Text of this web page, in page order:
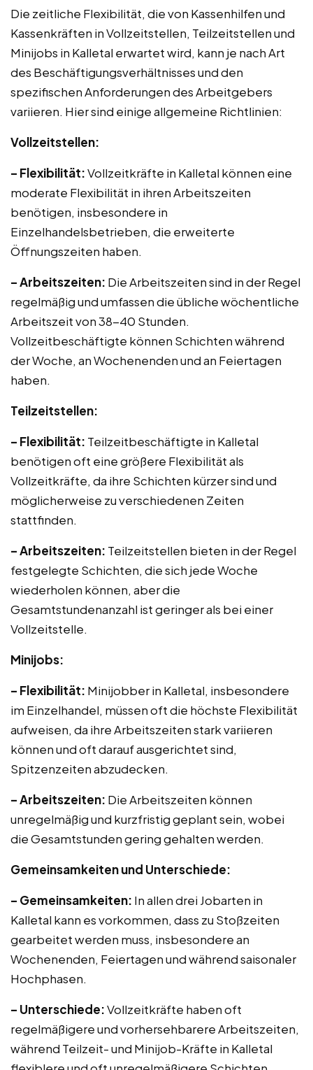
Die zeitliche Flexibilität, die von Kassenhilfen und
Kassenkräften in Vollzeitstellen, Teilzeitstellen und
Minijobs in Kalletal erwartet wird, kann je nach Art
des Beschäftigungsverhältnisses und den
spezifischen Anforderungen des Arbeitgebers
variieren. Hier sind einige allgemeine Richtlinien:
Vollzeitstellen:
– Flexibilität:Vollzeitkräfte in Kalletal können eine
moderate Flexibilität in ihren Arbeitszeiten
benötigen, insbesondere in
Einzelhandelsbetrieben, die erweiterte
Öffnungszeiten haben.
– Arbeitszeiten: Die Arbeitszeiten sind in der Regel
regelmäßig und umfassen die übliche wöchentliche
Arbeitszeit von 38-40 Stunden.
Vollzeitbeschäftigte können Schichten während
der Woche, an Wochenenden und an Feiertagen
haben.
Teilzeitstellen:
– Flexibilität: Teilzeitbeschäftigte in Kalletal
benötigen oft eine größere Flexibilität als
Vollzeitkräfte, da ihre Schichten kürzer sind und
möglicherweise zu verschiedenen Zeiten
stattfinden.
– Arbeitszeiten: Teilzeitstellen bieten in der Regel
festgelegte Schichten, die sich jede Woche
wiederholen können, aber die
Gesamtstundenanzahl ist geringer als bei einer
Vollzeitstelle.
Minijobs:
– Flexibilität: Minijobber in Kalletal, insbesondere
im Einzelhandel, müssen oft die höchste Flexibilität
aufweisen, da ihre Arbeitszeiten stark variieren
können und oft darauf ausgerichtet sind,
Spitzenzeiten abzudecken.
– Arbeitszeiten: Die Arbeitszeiten können
unregelmäßig und kurzfristig geplant sein, wobei
die Gesamtstunden gering gehalten werden.
Gemeinsamkeiten und Unterschiede:
– Gemeinsamkeiten: In allen drei Jobarten in
Kalletal kann es vorkommen, dass zu Stoßzeiten
gearbeitet werden muss, insbesondere an
Wochenenden, Feiertagen und während saisonaler
Hochphasen.
– Unterschiede:Vollzeitkräfte haben oft
regelmäßigere und vorhersehbarere Arbeitszeiten,
während Teilzeit- und Minijob-Kräfte in Kalletal